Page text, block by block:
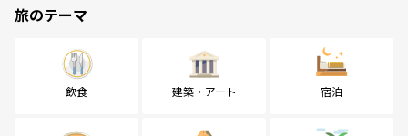
旅のテーマ
飲食 建築・アート 宿泊